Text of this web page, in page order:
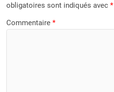
obligatoires sont indiqués avec*
Commentaire*